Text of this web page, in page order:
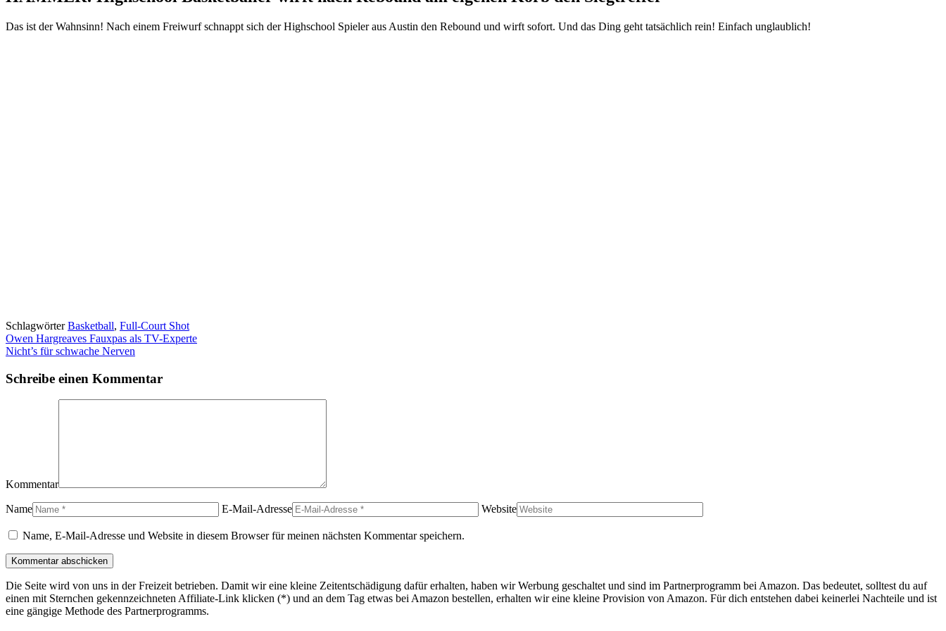
Das ist der Wahnsinn! Nach einem Freiwurf schnappt sich der Highschool Spieler aus Austin den Rebound und wirft sofort. Und das Ding geht tatsächlich rein! Einfach unglaublich!
SchlagwörterBasketball, Full-Court Shot
Owen Hargreaves Fauxpas als TV-Experte
Nicht’s für schwache Nerven
Schreibe einen Kommentar
Kommentar
Name E-Mail-Adresse Website
Name, E-Mail-Adresse und Website in diesem Browser für meinen nächsten Kommentar speichern.
Die Seite wird von uns in der Freizeit betrieben. Damit wir eine kleine Zeitentschädigung dafür erhalten, haben wir Werbung geschaltet und sind im Partnerprogramm bei Amazon. Das bedeutet, solltest du auf
einen mit Sternchen gekennzeichneten Affiliate-Link klicken (*) und an dem Tag etwas bei Amazon bestellen, erhalten wir eine kleine Provision von Amazon. Für dich entstehen dabei keinerlei Nachteile und ist
eine gängige Methode des Partnerprogramms.